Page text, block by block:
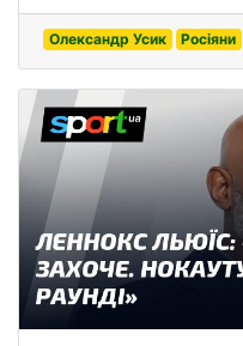
Олександр Усик Росіяни